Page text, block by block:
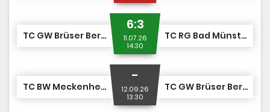
TC GW Brüser Berg 1
6:3
11.07.26
14:30
TC RG Bad Münstereifel 1
TC BW Meckenheim 1
-
12.09.26
13:30
TC GW Brüser Berg 1